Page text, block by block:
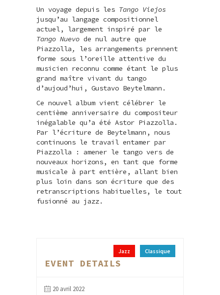
Un voyage depuis les Tango Viejos
jusqu’au langage compositionnel
actuel, largement inspiré par le
Tango Nuevo de nul autre que
Piazzolla, les arrangements prennent
forme sous l’oreille attentive du
musicien reconnu comme étant le plus
grand maître vivant du tango
d’aujoud’hui, Gustavo Beytelmann.
Ce nouvel album vient célébrer le
centième anniversaire du compositeur
inégalable qu’a été Astor Piazzolla.
Par l’écriture de Beytelmann, nous
continuons le travail entamer par
Piazzolla : amener le tango vers de
nouveaux horizons, en tant que forme
musicale à part entière, allant bien
plus loin dans son écriture que des
retranscriptions habituelles, le tout
fusionné au jazz.
Classique
Jazz
EVENT DETAILS
20 avril 2022